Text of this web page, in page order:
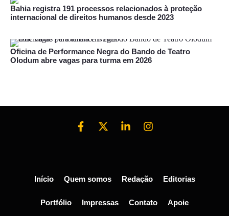
Bahia registra 191 processos relacionados à proteção
internacional de direitos humanos desde 2023
Oficina de Performance Negra do Bando de Teatro
Olodum abre vagas para turma em 2026
Início Quem somos Redação Editorias
Portfólio Impressas Contato Apoie